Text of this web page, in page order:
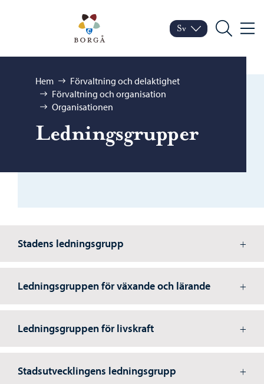
Porvoo – Gå till
Byt språk
Nuvarande språk:
Sv
Sök Meny
Bläddra:
Hem
Förvaltning och delaktighet
Förvaltning och organisation
Organisationen
Ledningsgrupper
Stadens ledningsgrupp
Ledningsgruppen för växande och lärande
Ledningsgruppen för livskraft
Stadsutvecklingens ledningsgrupp